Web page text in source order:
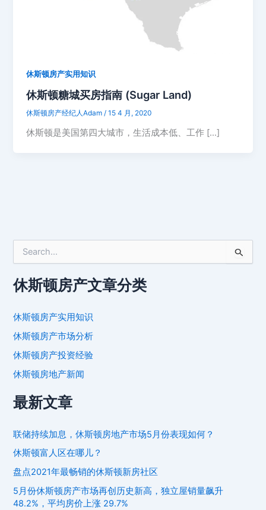
休斯顿房产实用知识
休斯顿糖城买房指南 (Sugar Land)
休斯顿房产经纪人Adam/15 4 月, 2020
休斯顿是美国第四大城市，生活成本低、工作 […]
休斯顿房产文章分类
休斯顿房产实用知识
休斯顿房产市场分析
休斯顿房产投资经验
休斯顿房地产新闻
最新文章
联储持续加息，休斯顿房地产市场5月份表现如何？
休斯顿富人区在哪儿？
盘点2021年最畅销的休斯顿新房社区
5月份休斯顿房产市场再创历史新高，独立屋销量飙升
48.2%，平均房价上涨 29.7%